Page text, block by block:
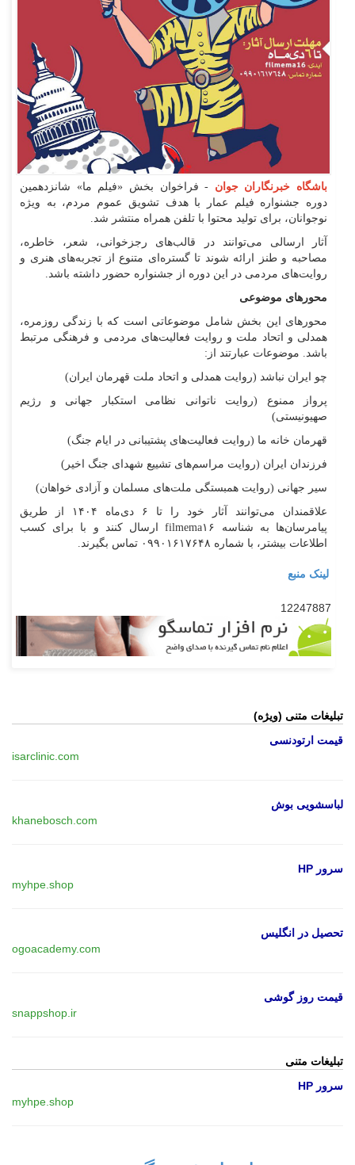
باشگاه خبرنگاران جوان - فراخوان بخش «فیلم ما» شانزدهمین
دوره جشنواره فیلم عمار با هدف تشویق عموم مردم، به ویژه
نوجوانان، برای تولید محتوا با تلفن همراه منتشر شد.
آثار ارسالی می‌توانند در قالب‌های رجزخوانی، شعر، خاطره،
مصاحبه و طنز ارائه شوند تا گستره‌ای متنوع از تجربه‌های هنری و
روایت‌های مردمی در این دوره از جشنواره حضور داشته باشد.
محور‌های موضوعی
محور‌های این بخش شامل موضوعاتی است که با زندگی روزمره،
همدلی و اتحاد ملت و روایت فعالیت‌های مردمی و فرهنگی مرتبط
باشد. موضوعات عبارتند از:
چو ایران نباشد (روایت همدلی و اتحاد ملت قهرمان ایران)
پرواز ممنوع (روایت ناتوانی نظامی استکبار جهانی و رژیم
صهیونیستی)
قهرمان خانه ما (روایت فعالیت‌های پشتیبانی در ایام جنگ)
فرزندان ایران (روایت مراسم‌های تشییع شهدای جنگ اخیر)
سیر جهانی (روایت همبستگی ملت‌های مسلمان و آزادی خواهان)
علاقمندان می‌توانند آثار خود را تا ۶ دی‌ماه ۱۴۰۴ از طریق
پیامرسان‌ها به شناسه filmema۱۶ ارسال کنند و با برای کسب
اطلاعات بیشتر، با شماره ۰۹۹۰۱۶۱۷۶۴۸ تماس بگیرند.
لینک منبع
12247887
تبلیغات متنی (ویژه)
قیمت ارتودنسی
isarclinic.com
لباسشویی بوش
khanebosch.com
سرور HP
myhpe.shop
تحصیل در انگلیس
ogoacademy.com
قیمت روز گوشی
snappshop.ir
تبلیغات متنی
سرور HP
myhpe.shop